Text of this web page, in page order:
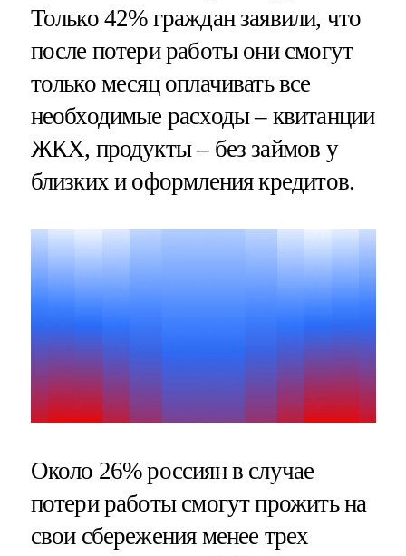
Только 42% граждан заявили, что
после потери работы они смогут
только месяц оплачивать все
необходимые расходы – квитанции
ЖКХ, продукты – без займов у
близких и оформления кредитов.
Около 26% россиян в случае
потери работы смогут прожить на
свои сбережения менее трех